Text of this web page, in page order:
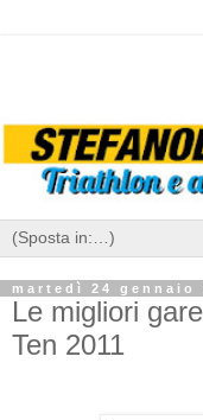
martedì 24 gennaio
Le migliori
Ten 2011